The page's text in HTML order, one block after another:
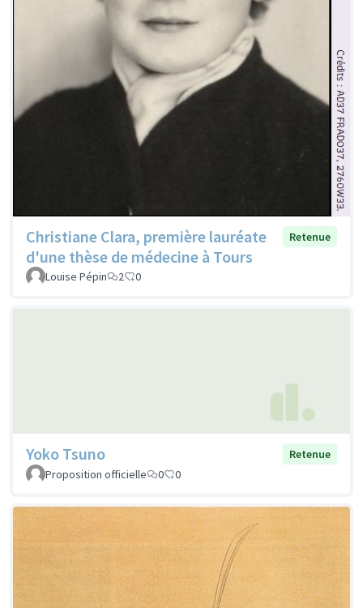
Christiane Clara, première lauréate
d'une thèse de médecine à Tours
Retenue
Louise Pépin 2 0
Yoko Tsuno
Retenue
Proposition officielle
0 0